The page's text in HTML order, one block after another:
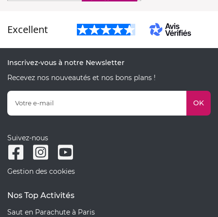
Excellent
Inscrivez-vous à notre Newsletter
Recevez nos nouveautés et nos bons plans !
OK
Suivez-nous
Gestion des cookies
Nos Top Activités
Saut en Parachute à Paris